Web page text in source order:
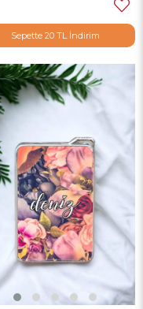
Sepette 20 TL İndirim